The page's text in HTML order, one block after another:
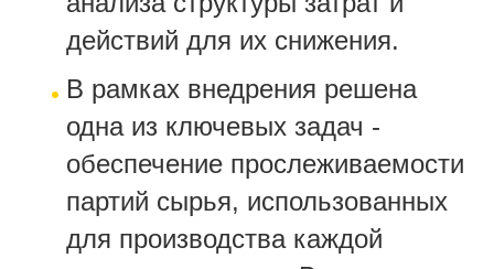
действий для их снижения.
В рамках внедрения решена
одна из ключевых задач -
обеспечение прослеживаемости
партий сырья, использованных
для производства каждой